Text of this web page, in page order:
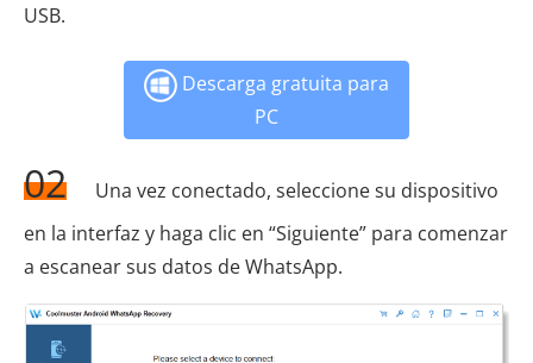
USB.
Descarga gratuita para
PC
02
Una vez conectado, seleccione su dispositivo
en la interfaz y haga clic en “Siguiente” para comenzar
a escanear sus datos de WhatsApp.